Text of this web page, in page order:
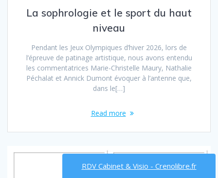
La sophrologie et le sport du haut
niveau
Pendant les Jeux Olympiques d’hiver 2026, lors de
l’épreuve de patinage artistique, nous avons entendu
les commentatrices Marie-Christelle Maury, Nathalie
Péchalat et Annick Dumont évoquer à l’antenne que,
dans le[…]
Read more
RDV Cabinet & Visio - Crenolibre.fr